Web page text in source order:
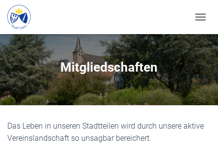
A
V
I
G
A
T
I
O
M
Mitgliedschaften
Das Leben in unseren Stadtteilen wird durch unsere aktive
Vereinslandschaft so unsagbar bereichert.